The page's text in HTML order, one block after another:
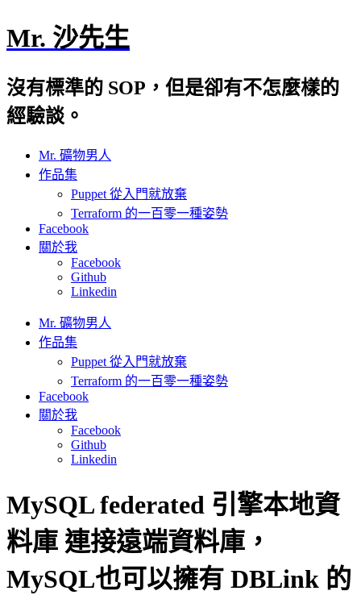
Mr. 沙先生
沒有標準的 SOP，但是卻有不怎麼樣的
經驗談。
Mr. 礦物男人
作品集
Puppet 從入門就放棄
Terraform 的一百零一種姿勢
Facebook
關於我
Facebook
Github
Linkedin
Mr. 礦物男人
作品集
Puppet 從入門就放棄
Terraform 的一百零一種姿勢
Facebook
關於我
Facebook
Github
Linkedin
MySQL federated 引擎本地資
料庫 連接遠端資料庫，
MySQL也可以擁有 DBLink 的